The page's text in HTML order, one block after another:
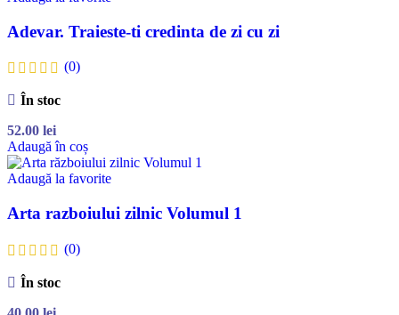
Adevar. Traieste-ti credinta de zi cu zi
(0)
În stoc
52.00 lei
Adaugă în coș
Adaugă la favorite
Arta razboiului zilnic Volumul 1
(0)
În stoc